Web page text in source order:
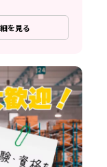
を見る